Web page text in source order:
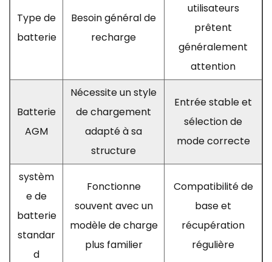
Type de
batterie
Besoin général de
recharge
utilisateurs
prêtent
généralement
attention
Batterie
AGM
Nécessite un style
de chargement
adapté à sa
structure
Entrée stable et
sélection de
mode correcte
systèm
e de
batterie
standar
d
Fonctionne
souvent avec un
modèle de charge
plus familier
Compatibilité de
base et
récupération
régulière